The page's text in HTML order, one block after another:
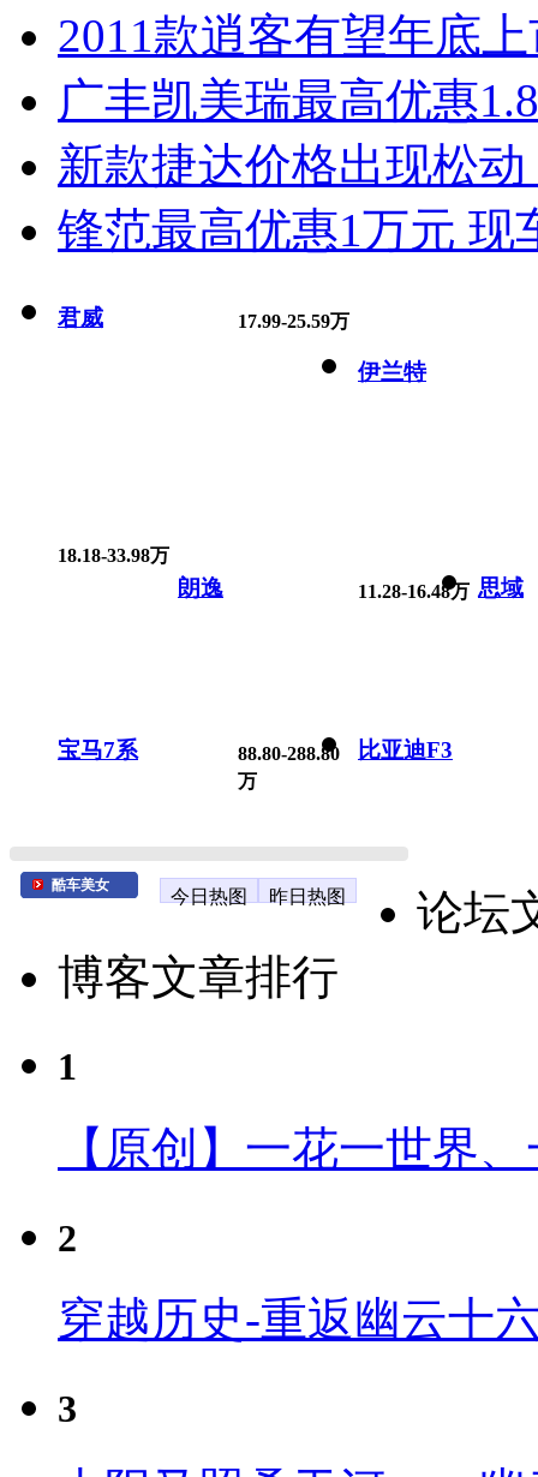
2011款逍客有望年底
广丰凯美瑞最高优惠
新款捷达价格出现松
锋范最高优惠1万元 现
君威 17.99-25.59万
伊兰特
18.18-33.98万
朗逸 11.28-16.48万 思域
宝马7系
88.80-288.80
万
比亚迪F3
酷车美女
今日热图 昨日热图
论坛
博客文章排行
1
【原创】一花一世界
2
穿越历史-重返幽云十
3